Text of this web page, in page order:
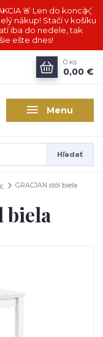
🚨 Len do konca
nákup! Stačí v košíku
iba do nedele, tak
ešte dnes!
Menu
Hľadať
0 ks
0,00 €
GRACJAN stôl biela
biela